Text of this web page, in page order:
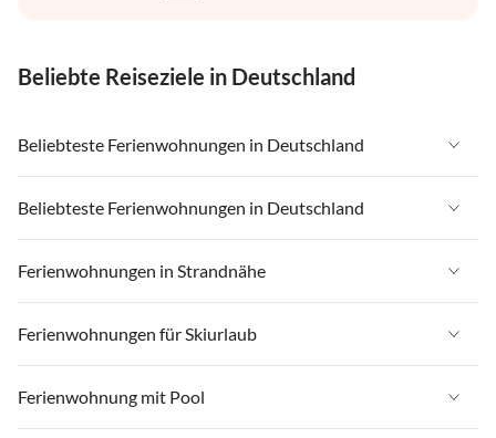
Beliebte Reiseziele in Deutschland
Beliebteste Ferienwohnungen in Deutschland
Ferienwohnungen in Deutschland
Ferienwohnungen in Ostsee
Ferienwohnungen in Nordsee
Ferienwohnungen in Mecklenburg-Vorpommern
Ferienwohnungen in Niedersachsen
Beliebteste Ferienwohnungen in Deutschland
Ferienwohnungen in Deutschland
Ferienwohnungen in Ostsee
Ferienwohnungen in Nordsee
Ferienwohnungen in Mecklenburg-Vorpommern
Ferienwohnungen in Strandnähe
Ferienwohnungen in Strandnähe in Deutschland
Ferienwohnungen in Strandnähe in Ostsee
Ferienwohnungen in Strandnähe in Nordsee
Ferienwohnungen für Skiurlaub
Ferienwohnungen für Skiurlaub in Deutschland
Ferienwohnungen für Skiurlaub in Bayern
Ferienwohnung mit Pool